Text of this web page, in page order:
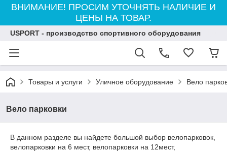
ВНИМАНИЕ! ПРОСИМ УТОЧНЯТЬ НАЛИЧИЕ И
ЦЕНЫ НА ТОВАР.
USPORT - производство спортивного оборудования
Товары и услуги Уличное оборудование Вело
Вело парковки
В данном разделе вы найдете большой выбор велопарковок,
велопарковки на 6 мест, велопарковки на 12мест,